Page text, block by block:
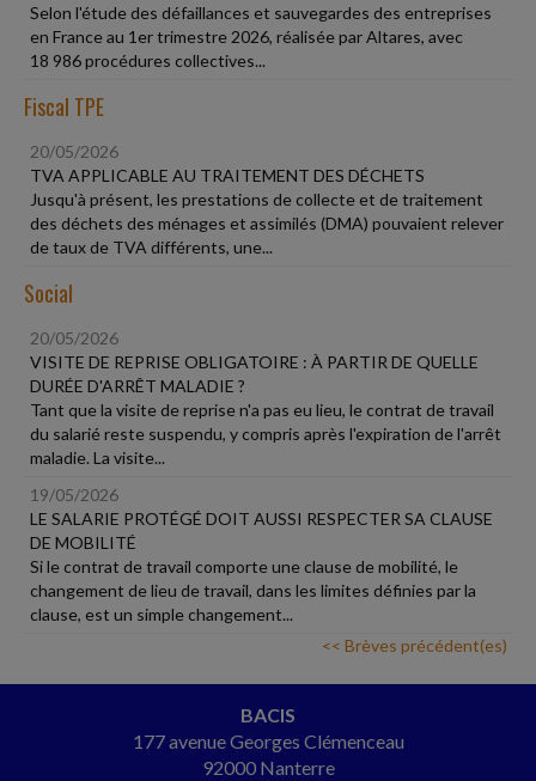
Selon l'étude des défaillances et sauvegardes des entreprises
en France au 1er trimestre 2026, réalisée par Altares, avec
18 986 procédures collectives...
Fiscal TPE
20/05/2026
TVA APPLICABLE AU TRAITEMENT DES DÉCHETS
Jusqu'à présent, les prestations de collecte et de traitement
des déchets des ménages et assimilés (DMA) pouvaient relever
de taux de TVA différents, une...
Social
20/05/2026
VISITE DE REPRISE OBLIGATOIRE : À PARTIR DE QUELLE
DURÉE D'ARRÊT MALADIE ?
Tant que la visite de reprise n'a pas eu lieu, le contrat de travail
du salarié reste suspendu, y compris après l'expiration de l'arrêt
maladie. La visite...
19/05/2026
LE SALARIE PROTÉGÉ DOIT AUSSI RESPECTER SA CLAUSE
DE MOBILITÉ
Si le contrat de travail comporte une clause de mobilité, le
changement de lieu de travail, dans les limites définies par la
clause, est un simple changement...
<< Brèves précédent(es)
BACIS
177 avenue Georges Clémenceau
92000 Nanterre